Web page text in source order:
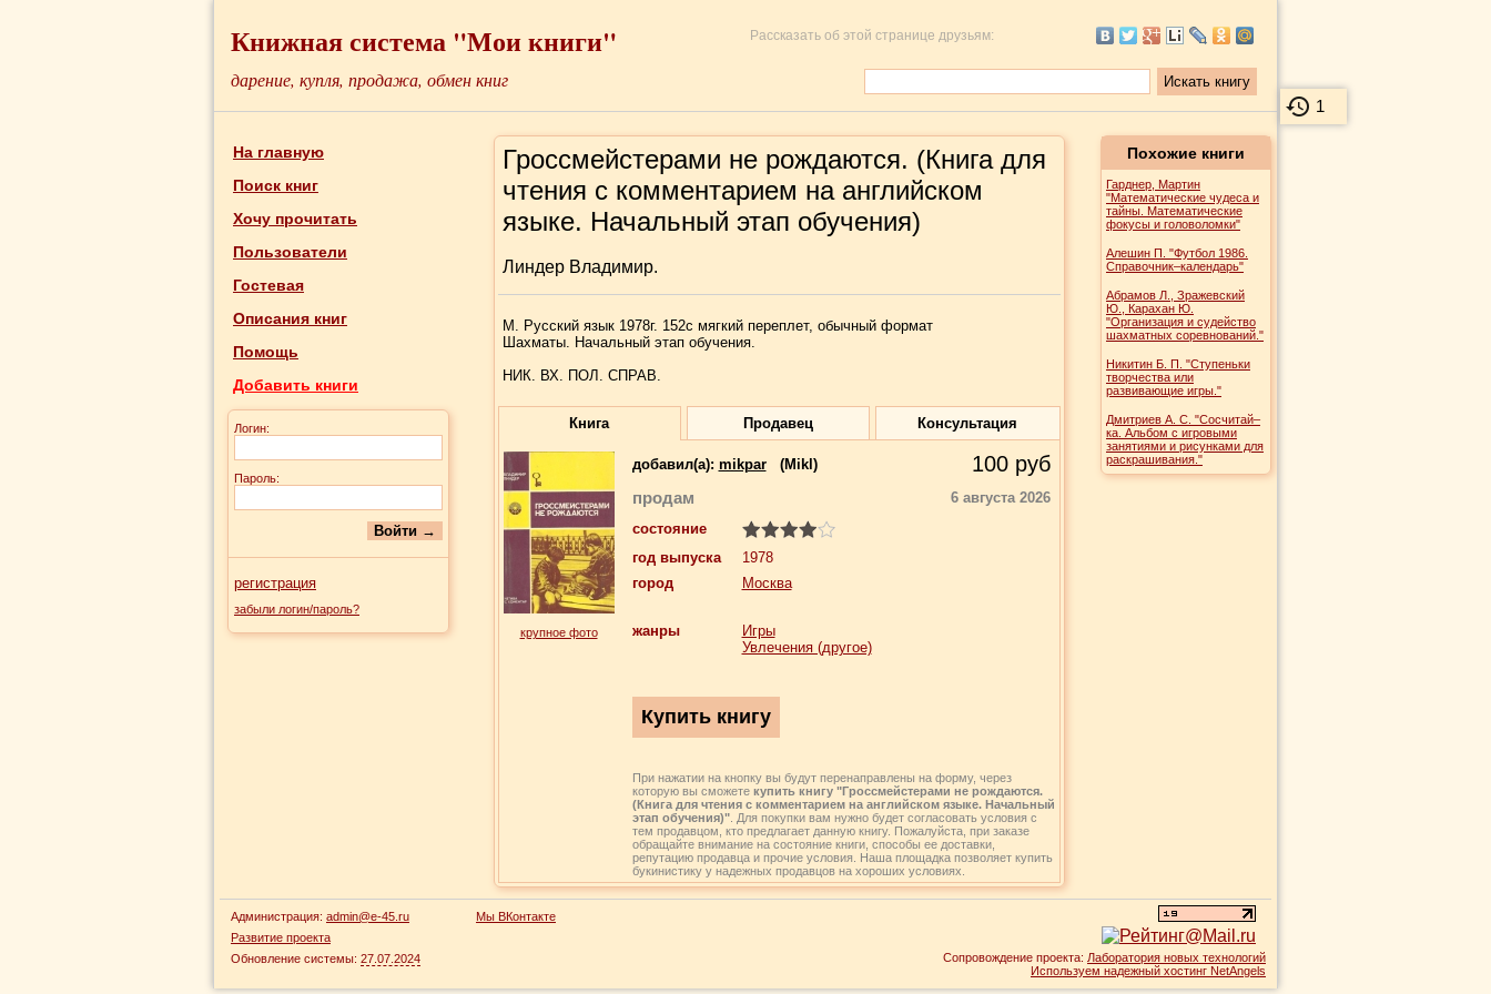
1
Книжная система "Мои книги" Рассказать об этой странице друзьям:
дарение, купля, продажа, обмен книг
На главную
Поиск книг
Хочу прочитать
Пользователи
Гостевая
Описания книг
Помощь
Добавить книги
Логин:
Пароль:
регистрация
забыли логин/пароль?
Гроссмейстерами не рождаются. (Книга для
чтения с комментарием на английском
языке. Начальный этап обучения)
Линдер Владимир.
М. Русский язык 1978г. 152с мягкий переплет, обычный формат
Шахматы. Начальный этап обучения.
НИК. ВХ. ПОЛ. СПРАВ.
Книга Продавец Консультация
крупное фото
добавил(a): mikpar (Mikl) 100 руб
продам
6 августа 2026
состояние
год выпуска
1978
город
Москва
жанры
Игры
Увлечения (другое)
При нажатии на кнопку вы будут перенаправлены на форму, через
которую вы сможете купить книгу "Гроссмейстерами не рождаются.
(Книга для чтения с комментарием на английском языке. Начальный
этап обучения)". Для покупки вам нужно будет согласовать условия с
тем продавцом, кто предлагает данную книгу. Пожалуйста, при заказе
обращайте внимание на состояние книги, способы ее доставки,
репутацию продавца и прочие условия. Наша площадка позволяет купить
букинистику у надежных продавцов на хороших условиях.
Похожие книги
Гарднер, Мартин
"Математические чудеса и
тайны. Математические
фокусы и головоломки"
Алешин П. "Футбол 1986.
Справочник–календарь"
Абрамов Л., Зражевский
Ю., Карахан Ю.
"Организация и судейство
шахматных соревнований."
Никитин Б. П. "Ступеньки
творчества или
развивающие игры."
Дмитриев А. С. "Сосчитай–
ка. Альбом с игровыми
занятиями и рисунками для
раскрашивания."
Администрация: admin@e-45.ru
Развитие проекта
Обновление системы: 27.07.2024
Мы ВКонтакте
Сопровождение проекта: Лаборатория новых технологий
Используем надежный хостинг NetAngels